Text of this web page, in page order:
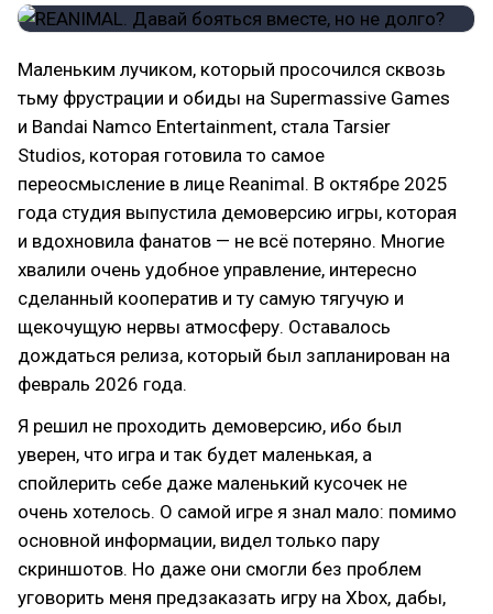
Маленьким лучиком, который просочился сквозь
тьму фрустрации и обиды на Supermassive Games
и Bandai Namco Entertainment, стала Tarsier
Studios, которая готовила то самое
переосмысление в лице Reanimal. В октябре 2025
года студия выпустила демоверсию игры, которая
и вдохновила фанатов — не всё потеряно. Многие
хвалили очень удобное управление, интересно
сделанный кооператив и ту самую тягучую и
щекочущую нервы атмосферу. Оставалось
дождаться релиза, который был запланирован на
февраль 2026 года.
Я решил не проходить демоверсию, ибо был
уверен, что игра и так будет маленькая, а
спойлерить себе даже маленький кусочек не
очень хотелось. О самой игре я знал мало: помимо
основной информации, видел только пару
скриншотов. Но даже они смогли без проблем
уговорить меня предзаказать игру на Xbox, дабы,